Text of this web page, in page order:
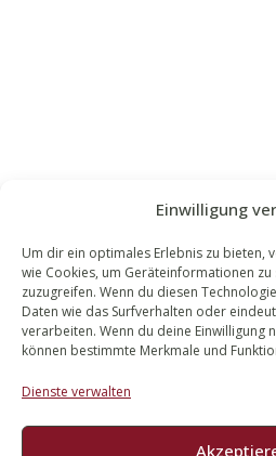
Einwilligung
Um dir ein optimales Erlebnis zu bieten,
wie Cookies, um Geräteinformationen
zuzugreifen. Wenn du diesen
Daten wie das Surfverhalten oder
verarbeiten. Wenn du deine Einwilligung
können bestimmte Merkmale und
Dienste verwalten
WALEK
Bachstraße 13
56727 Mayen
02651 98 900
info@walek-